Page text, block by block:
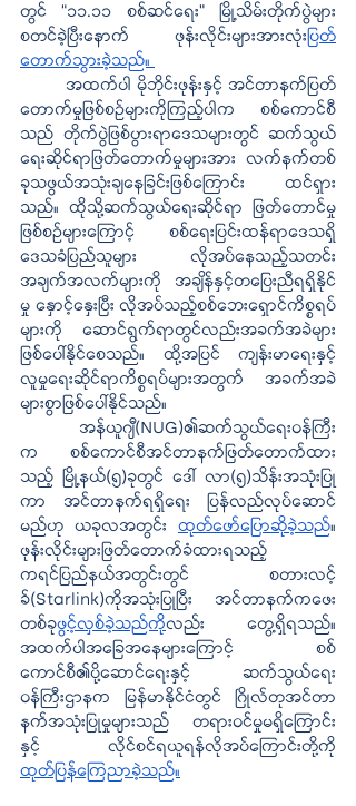
တွင် “၁၁.၁၁ စစ်ဆင်ရေး” မြို့သိမ်းတိုက်ပွဲများ
စတင်ခဲ့ပြီးနောက် ဖုန်းလိုင်းများအားလုံးပြတ်
တောက်သွားခဲ့သည်။
အထက်ပါ မိုဘိုင်းဖုန်းနှင့် အင်တာနက်ပြတ်
တောက်မှုဖြစ်စဉ်များကိုကြည့်ပါက စစ်ကောင်စီ
သည် တိုက်ပွဲဖြစ်ပွားရာဒေသများတွင် ဆက်သွယ်
ရေးဆိုင်ရာဖြတ်တောက်မှုများအား လက်နက်တစ်
ခုသဖွယ်အသုံးချနေခြင်းဖြစ်ကြောင်း ထင်ရှား
သည်။ ထိုသို့ဆက်သွယ်ရေးဆိုင်ရာ ဖြတ်တောင်မှု
ဖြစ်စဉ်များကြောင့် စစ်ရေးပြင်းထန်ရာဒေသရှိ
ဒေသခံပြည်သူများ လိုအပ်နေသည့်သတင်း
အချက်အလက်များကို အချိန်နှင့်တပြေးညီရရှိနိုင်
မှု နှောင့်နှေးပြီး လိုအပ်သည့်စစ်ဘေးရှောင်ကိစ္စရပ်
များကို ဆောင်ရွက်ရာတွင်လည်းအခက်အခဲများ
ဖြစ်ပေါ်နိုင်စေသည်။ ထို့အပြင် ကျန်းမာရေးနှင့်
လူမှုရေးဆိုင်ရာကိစ္စရပ်များအတွက် အခက်အခဲ
များစွာဖြစ်ပေါ်နိုင်သည်။
အန်ယူဂျီ(NUG)၏ဆက်သွယ်ရေးဝန်ကြီး
က စစ်ကောင်စီအင်တာနက်ဖြတ်တောက်ထား
သည့် မြို့နယ်(၅)ခုတွင် ဒေါ် လာ(၅)သိန်းအသုံးပြု
ကာ အင်တာနက်ရရှိရေး ပြန်လည်လုပ်ဆောင်
မည်ဟု ယခုလအတွင်း ထုတ်ဖော်ပြောဆိုခဲ့သည်။
ဖုန်းလိုင်းများဖြတ်တောက်ခံထားရသည့်
ကရင်ပြည်နယ်အတွင်းတွင် စတားလင့်
ခ်(Starlink)ကိုအသုံးပြုပြီး အင်တာနက်ကဖေး
တစ်ခုဖွင့်လှစ်ခဲ့သည်ကိုလည်း တွေ့ရှိရသည်။
အထက်ပါအခြေအနေများကြောင့် စစ်
ကောင်စီ၏ပို့ဆောင်ရေးနှင့် ဆက်သွယ်ရေး
ဝန်ကြီးဌာနက မြန်မာနိုင်ငံတွင် ဂြိုလ်တုအင်တာ
နက်အသုံးပြုမှုများသည် တရားဝင်မှုမရှိကြောင်း
ထုတ်ပြန်ကြေညာခဲ့သည်။